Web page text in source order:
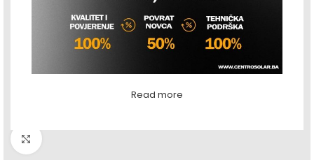
Read more
Povećaj sliku